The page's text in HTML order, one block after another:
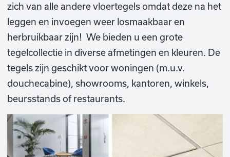
zich van alle andere vloertegels omdat deze na het
leggen en invoegen weer losmaakbaar en
herbruikbaar zijn! We bieden u een grote
tegelcollectie in diverse afmetingen en kleuren. De
tegels zijn geschikt voor woningen (m.u.v.
douchecabine), showrooms, kantoren, winkels,
beursstands of restaurants.